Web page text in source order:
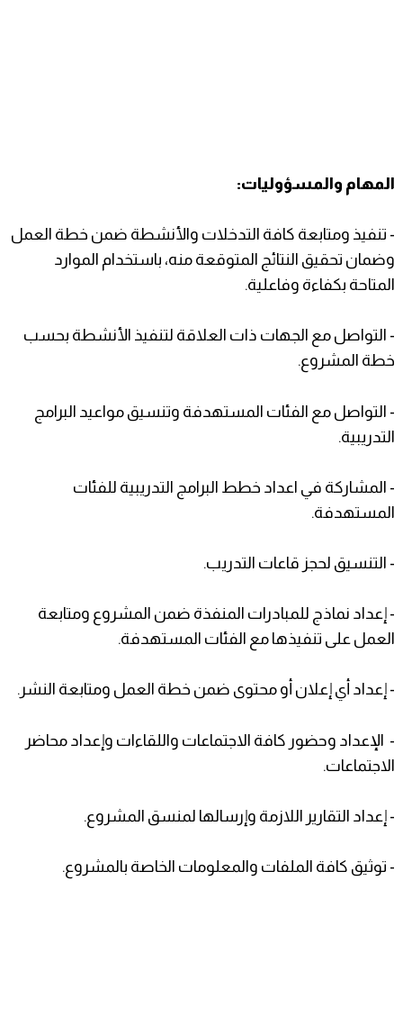
المهام والمسؤوليات:
- تنفيذ ومتابعة كافة التدخلات والأنشطة ضمن خطة العمل
وضمان تحقيق النتائج المتوقعة منه، باستخدام الموارد
المتاحة بكفاءة وفاعلية.
- التواصل مع الجهات ذات العلاقة لتنفيذ الأنشطة بحسب
خطة المشروع.
- التواصل مع الفئات المستهدفة وتنسيق مواعيد البرامج
التدريبية.
- المشاركة في اعداد خطط البرامج التدريبية للفئات
المستهدفة.
- التنسيق لحجز قاعات التدريب.
- إعداد نماذج للمبادرات المنفذة ضمن المشروع ومتابعة
العمل على تنفيذها مع الفئات المستهدفة.
- إعداد أي إعلان أو محتوى ضمن خطة العمل ومتابعة النشر.
- الإعداد وحضور كافة الاجتماعات واللقاءات وإعداد محاضر
الاجتماعات.
- إعداد التقارير اللازمة وإرسالها لمنسق المشروع.
- توثيق كافة الملفات والمعلومات الخاصة بالمشروع.